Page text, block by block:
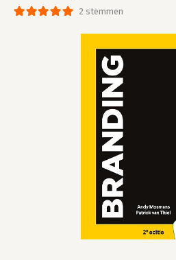
2 stemmen